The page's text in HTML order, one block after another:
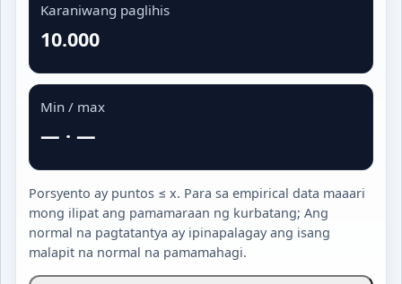
Karaniwang paglihis
10.000
Min / max
— · —
Porsyento ay puntos ≤ x. Para sa empirical data maaari
mong ilipat ang pamamaraan ng kurbatang; Ang
normal na pagtatantya ay ipinapalagay ang isang
malapit na normal na pamamahagi.